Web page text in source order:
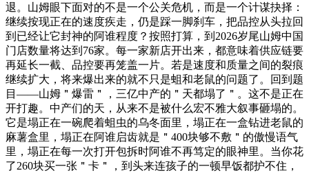
退。山姆眼下面对的不是一个公关危机，而是一个计谋抉择：
继续按现正在的速度疾走，仍是踩一脚刹车，把品控从头拉回
到已经让它封神的阿谁程度？按照打算，到2026岁尾山姆中国
门店数量将达到76家。每一家新店开出来，都意味着供应链要
再延长一截、品控要再笼盖一片。若是速度和质量之间的裂痕
继续扩大，将来爆出来的就不只是蛆和老鼠的问题了。回到题
目——山姆＂爆雷＂，三亿中产的＂天都塌了＂。这不是正在
开打趣。中产们的天，从来不是被什么宏不雅大叙事砸塌的。
它是塌正在一碗爬着蛆虫的乌冬面里，塌正在一盒钻进老鼠的
麻薯盒里，塌正在阿谁启齿就是＂400块够不敷＂的傲慢语气
里，塌正在每一次打开包拆时阿谁不再笃定的眼神里。当你花
了260块买一张＂卡＂，到头来连孩子的一顿早饭都护不住，